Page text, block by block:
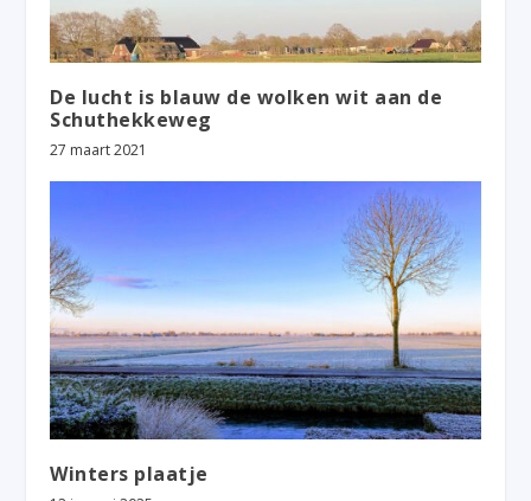
De lucht is blauw de wolken wit aan de
Schuthekkeweg
27 maart 2021
Winters plaatje